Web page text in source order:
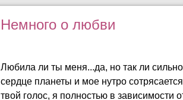
Немного о любви
Любила ли ты меня...да, но так ли сильно
сердце планеты и мое нутро
твой голос, я полностью в зависимости